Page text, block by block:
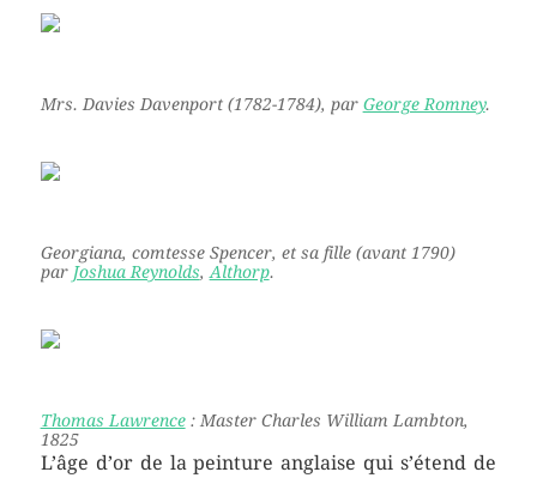
Mrs. Davies Davenport(1782-1784), par George Romney.
Georgiana, comtesse Spencer, et sa fille(avant 1790)
par Joshua Reynolds, Althorp.
Thomas Lawrence: Master Charles William Lambton,
1825
L’âge d’or de la peinture anglaise qui s’étend de